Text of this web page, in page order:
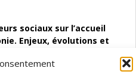
sociaux sur l’accueil
Enjeux, évolutions et